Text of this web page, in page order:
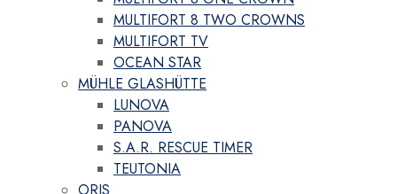
MULTIFORT 8 TWO CROWNS
MULTIFORT TV
OCEAN STAR
MÜHLE GLASHÜTTE
LUNOVA
PANOVA
S.A.R. RESCUE TIMER
TEUTONIA